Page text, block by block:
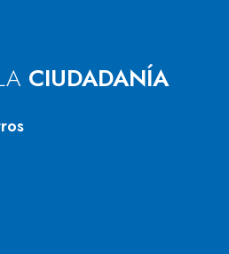
CIUDADANÍA